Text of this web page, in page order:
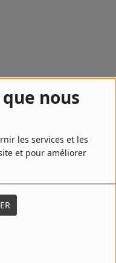
nous
les services et les
et pour améliorer